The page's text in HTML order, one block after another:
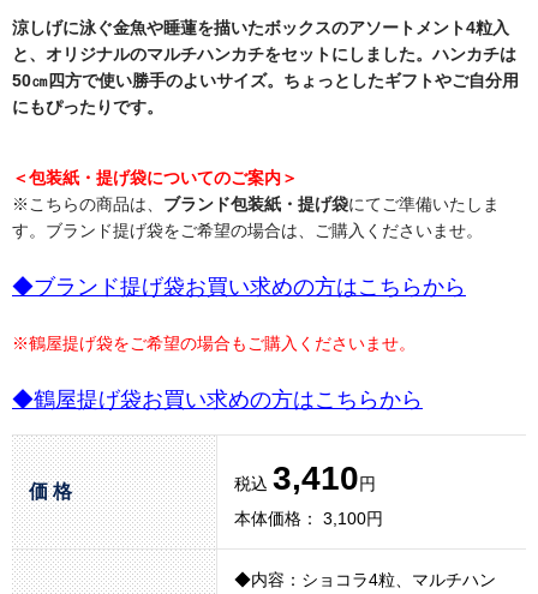
涼しげに泳ぐ金魚や睡蓮を描いたボックスのアソートメント4粒入
と、オリジナルのマルチハンカチをセットにしました。ハンカチは
50㎝四方で使い勝手のよいサイズ。ちょっとしたギフトやご自分用
にもぴったりです。
＜包装紙・提げ袋についてのご案内＞
※こちらの商品は、 ブランド包装紙・提げ袋にてご準備いたしま
す。ブランド提げ袋をご希望の場合は、ご購入くださいませ。
◆ブランド提げ袋お買い求めの方はこちらから
※鶴屋提げ袋をご希望の場合もご購入くださいませ。
◆鶴屋提げ袋お買い求めの方はこちらから
価 格 税込 3,410円
本体価格： 3,100円
◆内容：ショコラ4粒、マルチハン